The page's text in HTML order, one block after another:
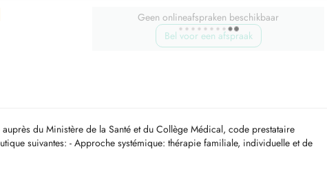
Geen onlineafspraken beschikbaar
Bel voor een afspraak
du Ministère de la Santé et du Collège Médical, code prestataire
suivantes: - Approche systémique: thérapie familiale, individuelle et de